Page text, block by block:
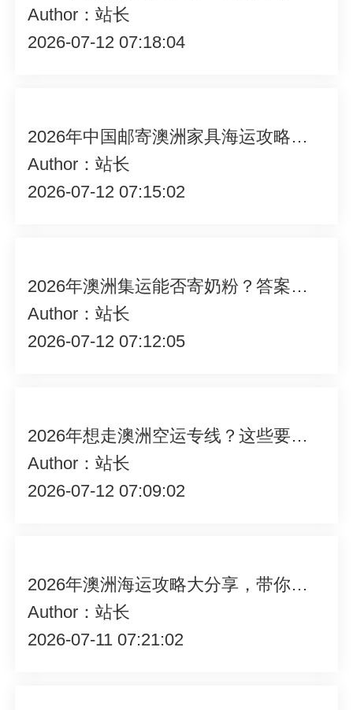
Author：站长
2026-07-12 07:18:04
2026年中国邮寄澳洲家具海运攻略，高效安全运输秘籍大揭秘！
Author：站长
2026-07-12 07:15:02
2026年澳洲集运能否寄奶粉？答案即将为你揭晓！
Author：站长
2026-07-12 07:12:05
2026年想走澳洲空运专线？这些要点揭秘，让你发货不再愁！
Author：站长
2026-07-12 07:09:02
2026年澳洲海运攻略大分享，带你解锁高效、实惠海运新玩法！
Author：站长
2026-07-11 07:21:02